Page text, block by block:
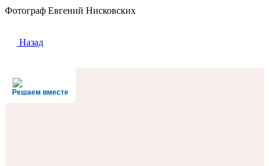
Фотограф Евгений Нисковских
Назад
Решаем вместе